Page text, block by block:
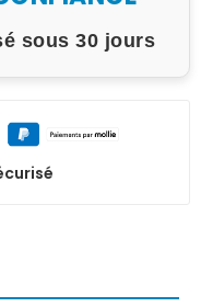
sous 30 jours